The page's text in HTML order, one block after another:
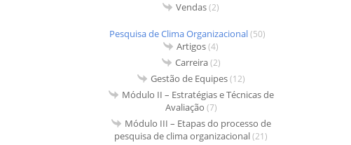
Vendas(2)
Pesquisa de Clima Organizacional(50)
Artigos(4)
Carreira(2)
Gestão de Equipes(12)
Módulo II – Estratégias e Técnicas de
Avaliação (7)
Módulo III – Etapas do processo de
pesquisa de clima organizacional(21)